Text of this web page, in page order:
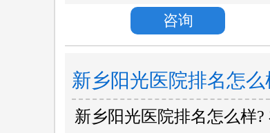
咨询
新乡阳光医院排名怎
的注意事项与治疗？
新乡阳光医院排名怎么样